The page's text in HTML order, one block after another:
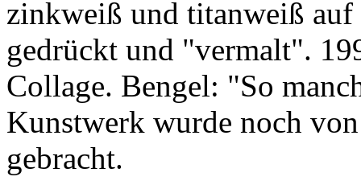
zinkweiß und titanweiß
gedrückt und "vermalt".
Collage. Bengel: "So
Kunstwerk wurde noch
gebracht.